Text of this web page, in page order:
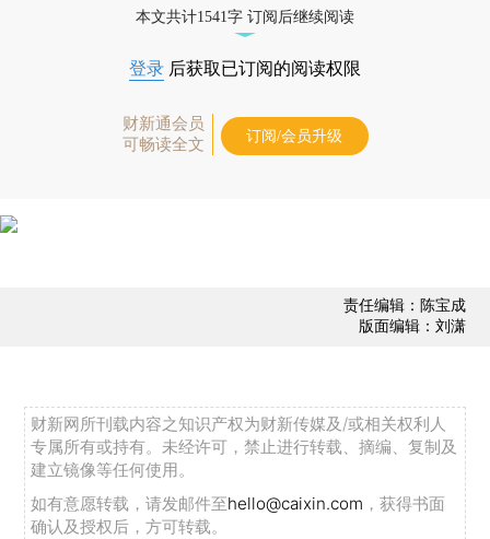
本文共计1541字 订阅后继续阅读
登录 后获取已订阅的阅读权限
财新通会员
可畅读全文
订阅/会员升级
责任编辑：陈宝成
版面编辑：刘潇
财新网所刊载内容之知识产权为财新传媒及/或相关权利人
专属所有或持有。未经许可，禁止进行转载、摘编、复制及
建立镜像等任何使用。
如有意愿转载，请发邮件至hello@caixin.com ，获得书面
确认及授权后，方可转载。